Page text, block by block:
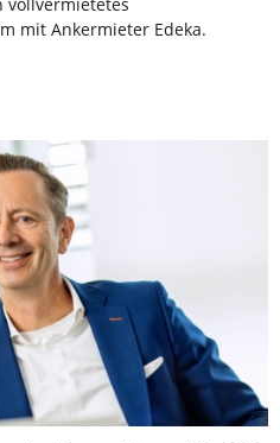
mit Ankermieter Edeka.